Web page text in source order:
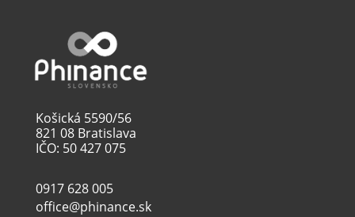
Košická 5590/56
821 08 Bratislava
IČO: 50 427 075
0917 628 005
office@phinance.sk